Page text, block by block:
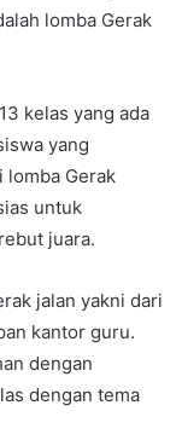
lomba Gerak
kelas yang ada
yang
lomba Gerak
untuk
juara.
jalan yakni dari
kantor guru.
dengan
dengan tema